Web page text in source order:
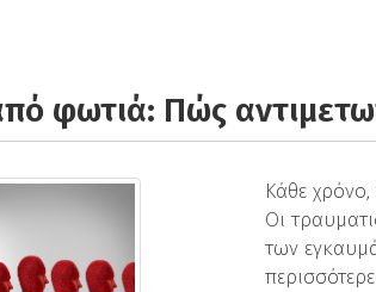
φωτιά: Πώς
Κάθε
Οι
των